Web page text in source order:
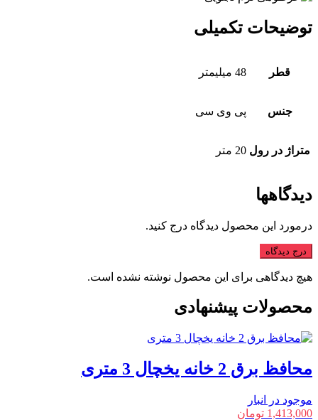
توضیحات تکمیلی
قطر 48 میلیمتر
جنس پی وی سی
متراژ در رول 20 متر
دیدگاهها
درمورد این محصول دیدگاه درج کنید.
درج دیدگاه
هیچ دیدگاهی برای این محصول نوشته نشده است.
محصولات پیشنهادی
محافظ برق 2 خانه یخچال 3 متری
موجود در انبار
1,413,000 تومان